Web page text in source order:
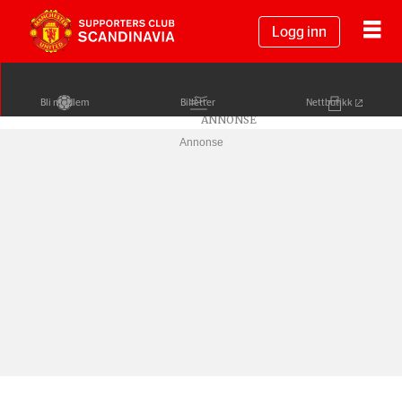
Logg inn
Bli medlem Billetter Nettbutikk
Annonse